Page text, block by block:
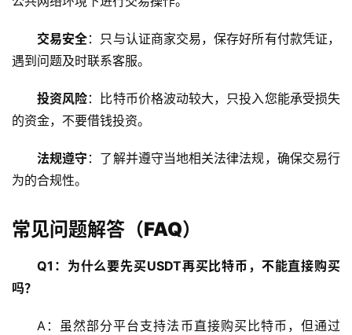
交易安全：只与认证商家交易，保存好所有付款凭证，
遇到问题及时联系客服。
投资风险：比特币价格波动较大，只投入您能承受损失
的资金，不要借钱投资。
法规遵守：了解并遵守当地相关法律法规，确保交易行
为的合规性。
常见问题解答（FAQ）
Q1：为什么要先买USDT再买比特币，不能直接购买
吗？
A：虽然部分平台支持法币直接购买比特币，但通过